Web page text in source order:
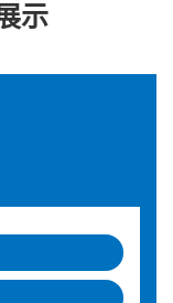
示